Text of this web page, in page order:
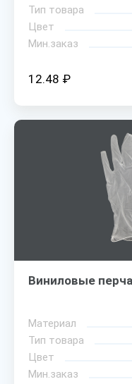
Тип товара
Цвет
Мин.заказ
12.48 ₽
Виниловые
Материал
Тип товара
Цвет
Мин.заказ